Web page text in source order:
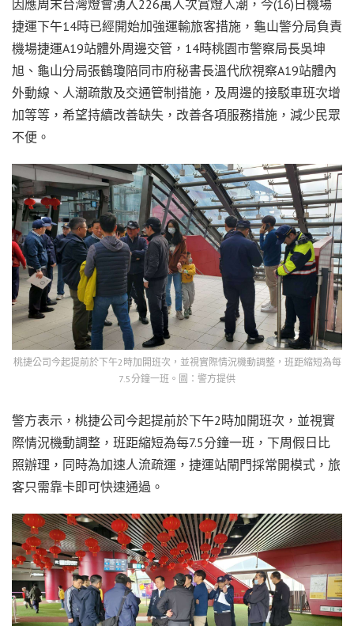
因應周末台灣燈會湧入226萬人次賞燈人潮，今(16)日機場
捷運下午14時已經開始加強運輸旅客措施，龜山警分局負責
機場捷運A19站體外周邊交管，14時桃園市警察局長吳坤
旭、龜山分局張鶴瓊陪同市府秘書長溫代欣視察A19站體內
外動線、人潮疏散及交通管制措施，及周邊的接駁車班次增
加等等，希望持續改善缺失，改善各項服務措施，減少民眾
不便。
桃捷公司今起提前於下午2時加開班次，並視實際情況機動調整，班距縮短為每
7.5分鐘一班。圖：警方提供
警方表示，桃捷公司今起提前於下午2時加開班次，並視實
際情況機動調整，班距縮短為每7.5分鐘一班，下周假日比
照辦理，同時為加速人流疏運，捷運站閘門採常開模式，旅
客只需靠卡即可快速通過。